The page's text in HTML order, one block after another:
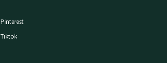
Pinterest
Tiktok